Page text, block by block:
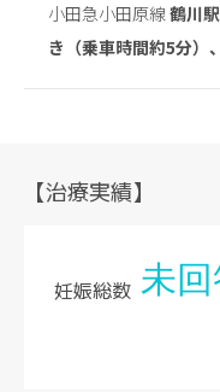
小田急小田原線鶴川
き（乗車時間約5分）
【治療実績】
妊娠総数 未